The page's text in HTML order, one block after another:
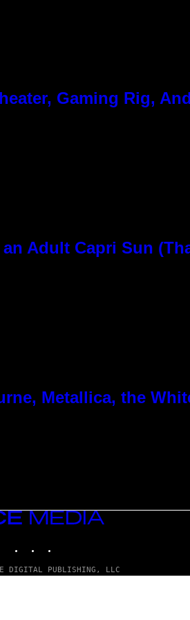
Gaming Rig,
Adult Capri Sun
Metallica, the
DIGITAL PUBLISHING, LLC